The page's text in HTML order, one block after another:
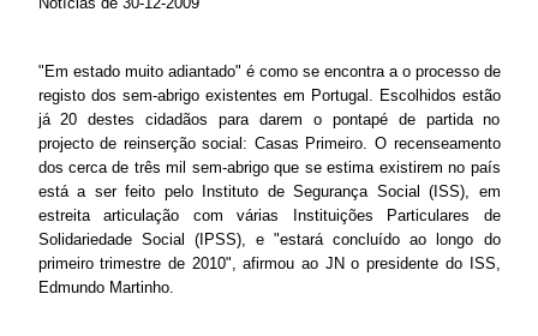
"Em estado muito adiantado" é como se encontra a o processo de
registo dos sem-abrigo existentes em Portugal. Escolhidos estão
já 20 destes cidadãos para darem o pontapé de partida no
projecto de reinserção social: Casas Primeiro. O recenseamento
dos cerca de três mil sem-abrigo que se estima existirem no país
está a ser feito pelo Instituto de Segurança Social (ISS), em
estreita articulação com várias Instituições Particulares de
Solidariedade Social (IPSS), e "estará concluído ao longo do
primeiro trimestre de 2010", afirmou ao JN o presidente do ISS,
Edmundo Martinho.